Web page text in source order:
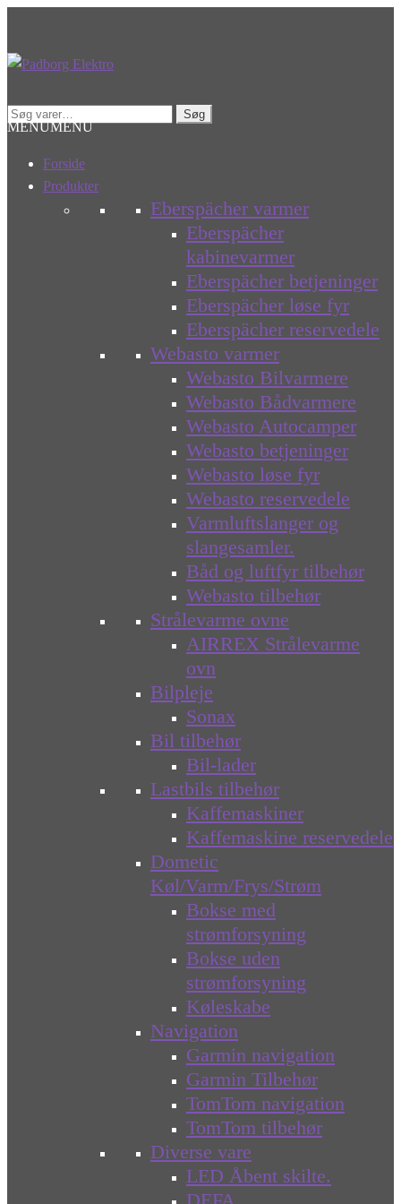
Spring
Spring
Søg
efter:
Søg
MENUMENU
Forside
Produkter
Eberspächer varmer
Eberspächer
kabinevarmer
Eberspächer betjeninger
Eberspächer løse fyr
Eberspächer reservedele
Webasto varmer
Webasto Bilvarmere
Webasto Bådvarmere
Webasto Autocamper
Webasto betjeninger
Webasto løse fyr
Webasto reservedele
Varmluftslanger og
slangesamler.
Båd og luftfyr tilbehør
Webasto tilbehør
Strålevarme ovne
AIRREX Strålevarme
ovn
Bilpleje
Sonax
Bil tilbehør
Bil-lader
Lastbils tilbehør
Kaffemaskiner
Kaffemaskine reservedele
Dometic
Køl/Varm/Frys/Strøm
Bokse med
strømforsyning
Bokse uden
strømforsyning
Køleskabe
Navigation
Garmin navigation
Garmin Tilbehør
TomTom navigation
TomTom tilbehør
Diverse vare
LED Åbent skilte.